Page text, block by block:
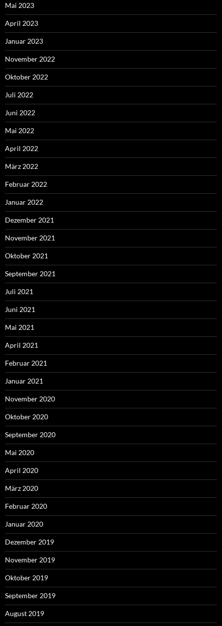
Mai 2023
April 2023
Januar 2023
November 2022
Oktober 2022
Juli 2022
Juni 2022
Mai 2022
April 2022
März 2022
Februar 2022
Januar 2022
Dezember 2021
November 2021
Oktober 2021
September 2021
Juli 2021
Juni 2021
Mai 2021
April 2021
Februar 2021
Januar 2021
November 2020
Oktober 2020
September 2020
Mai 2020
April 2020
März 2020
Februar 2020
Januar 2020
Dezember 2019
November 2019
Oktober 2019
September 2019
August 2019